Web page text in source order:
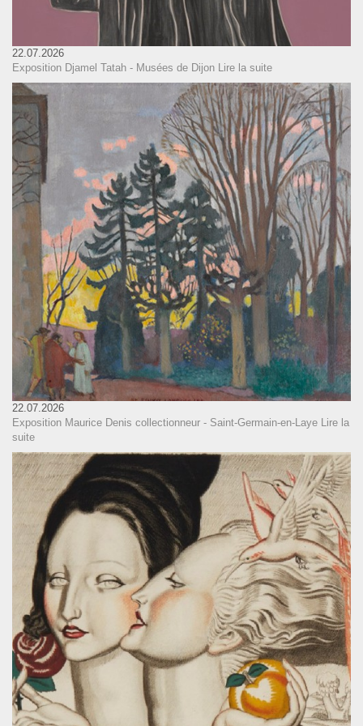
22.07.2026
Exposition Djamel Tatah - Musées de Dijon Lire la suite
22.07.2026
Exposition Maurice Denis collectionneur - Saint-Germain-en-Laye Lire la
suite